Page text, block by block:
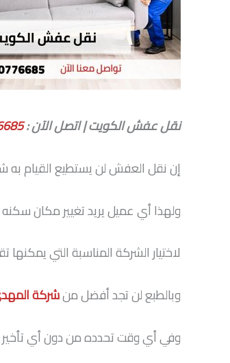
نقل عفش الكويت | اتصل الآن :
إن نقل العفش لن يستطيع القيام به
ولهذا أي عميل يريد تغيير مكان
لاختيار الشركة المناسبة التي
وبالطبع لن تجد أفضل منشركة
وفي أي وقت تحدده من دون أي تأخير